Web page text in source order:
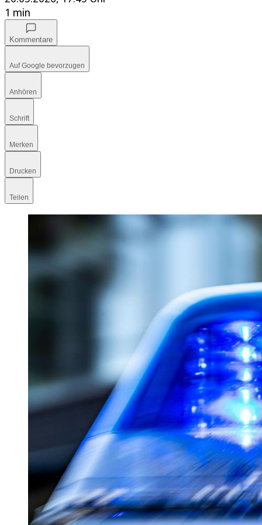
1 min
Kommentare
Auf Google bevorzugen
Anhören
Schrift
Merken
Drucken
Teilen